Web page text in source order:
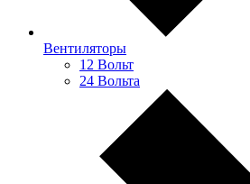
Вентиляторы
12 Вольт
24 Вольта